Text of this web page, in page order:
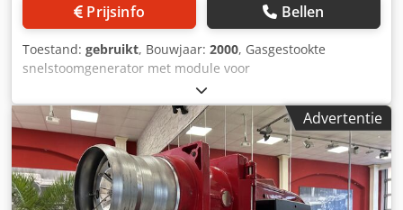
Prijsinfo Bellen
Toestand: gebruikt, Bouwjaar: 2000, Gasgestookte
snelstoomgenerator met module voor
toevoerwaterbehandeling en -dosering. Machine (extra):
Snelstoomgenerator Stoomcapaciteit: 120 kg/u Toegestane
werkdruk: 10 bar Inhoud: 9 liter Insteldruk: 20 mbar
Lengte: 1,6 m Breedte: 0,95 m Hoogte: 2,2 m Dkodpjw Td
Ecjfx Afuor Basisonderbouw: gemonteerd op frame
Uitrusting: Module voor toevoerwaterbehandeling en
dosering Gasbrander type: Junior 80/120 E0
Advertentie